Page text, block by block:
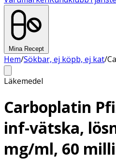
Mina Recept
Hem/Sökbar, ej köpb, ej kat/
Läkemedel
Carboplatin
inf-vätska,
mg/ml, 60